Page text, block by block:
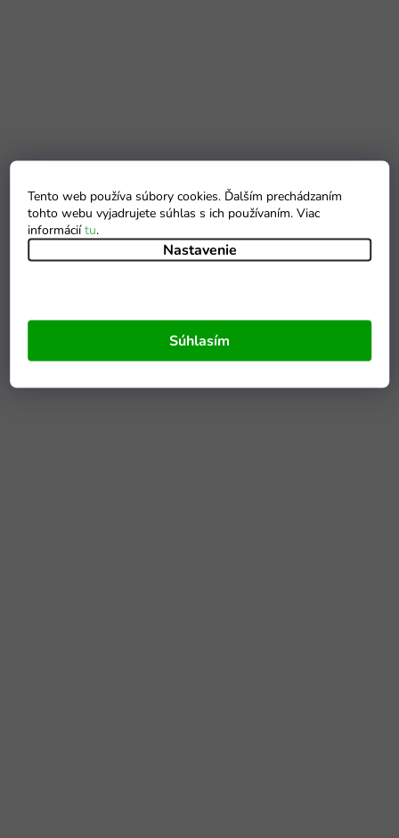
Tento web používa súbory cookies. Ďalším prechádzaním
tohto webu vyjadrujete súhlas s ich používaním. Viac
informáciítu.
Nastavenie
Súhlasím